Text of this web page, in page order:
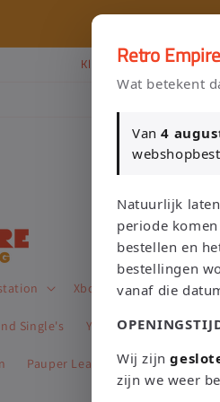
Klik Hier en Verkoop je
Xbox Sega
Single's Yu-Gi-Oh! Single's
Pauper League Leaderboard
L
a
n
d
e
g
Retro
Wat betekent
Van4
Natuurlijk
periode
bestellen en
bestellingen
vanaf die
Wij zijn
zijn we weer